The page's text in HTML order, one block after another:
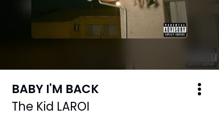
BABY I'M BACK
The Kid LAROI